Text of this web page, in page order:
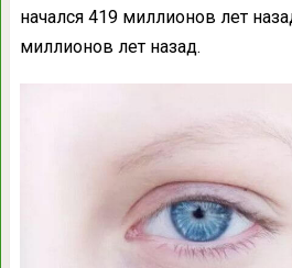
начался 419 миллионов лет
миллионов лет назад.